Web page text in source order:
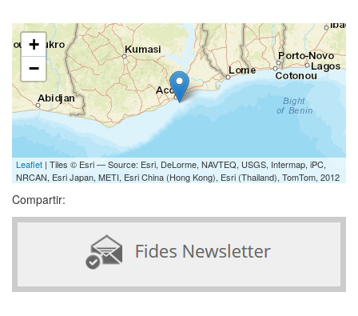
+
−
Leaflet | Tiles © Esri — Source: Esri, DeLorme, NAVTEQ, USGS, Intermap, iPC,
NRCAN, Esri Japan, METI, Esri China (Hong Kong), Esri (Thailand), TomTom, 2012
Compartir: